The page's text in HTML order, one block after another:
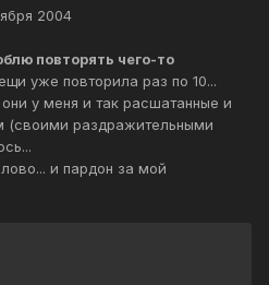
2004
повторять чего-то
уже повторила раз по 10...
у меня и так расшатанные и
(своими раздражительными
и пардон за мой